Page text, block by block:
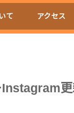
て アクセス